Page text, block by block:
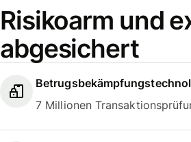
Risikoarm und
abgesichert
7 Millionen